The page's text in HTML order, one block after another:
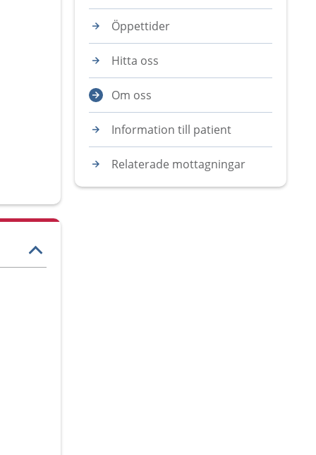
Öppettider
Hitta oss
Om oss
Information till patient
Relaterade mottagningar